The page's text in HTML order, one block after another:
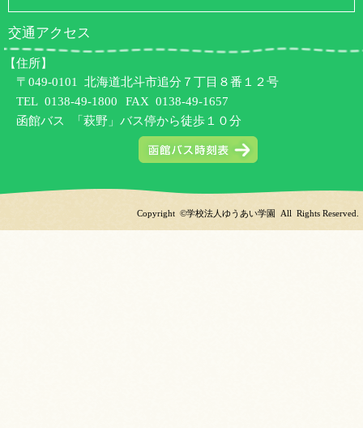
交通アクセス
【住所】
〒049-0101 北海道北斗市追分７丁目８番１２号
TEL 0138-49-1800
FAX 0138-49-1657
函館バス 「萩野」バス停から徒歩１０分
Copyright ©学校法人ゆうあい学園 All Rights Reserved.